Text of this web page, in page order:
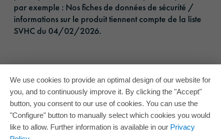
par exemple : Nos fiches de données de sécurité /
informations sur le produit tiennent compte de la liste
SVHC du 04/02/2026.
We use cookies to provide an optimal design of our website for
you, and to continuously improve it. By clicking the "Accept"
button, you consent to our use of cookies. You can use the
"Configure" button to manually select which cookies you would
like to allow. Further information is available in our Privacy